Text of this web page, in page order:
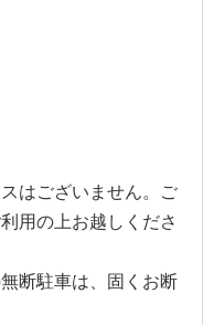
はございません。ご
用の上お越しくださ
断駐車は、固くお断